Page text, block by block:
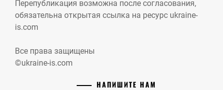
Перепубликация возможна после согласования,
обязательна открытая ссылка на ресурс ukraine-
is.com
Все права защищены
©ukraine-is.com
НАПИШИТЕ НАМ